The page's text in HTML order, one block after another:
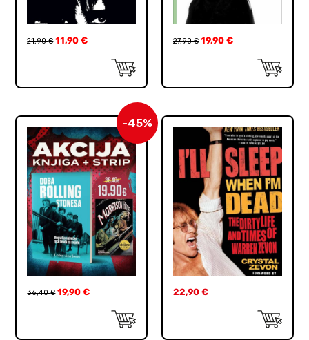
21,90€ 11,90€ 27,90€ 19,90 €
-45%
36,40€ 19,90€ 22,90 €